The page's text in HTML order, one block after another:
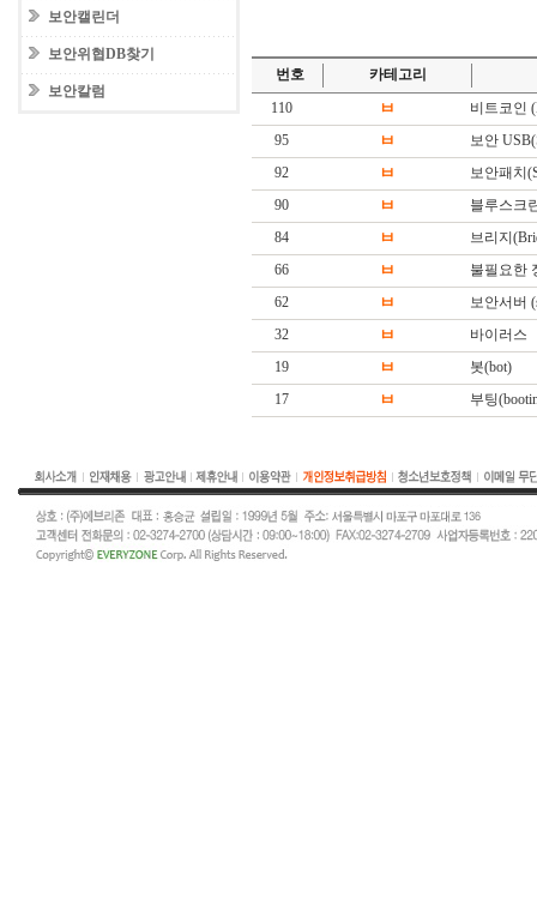
보안캘린더
보안위협DB찾기
보안칼럼
번호
카테고리
110
ㅂ
비트코인
95
ㅂ
보안
92
ㅂ
보안패치
90
ㅂ
블루스크
84
ㅂ
브리지
66
ㅂ
불필요한
62
ㅂ
보안서버
32
ㅂ
바이러스
19
ㅂ
봇(bot)
17
ㅂ 부팅